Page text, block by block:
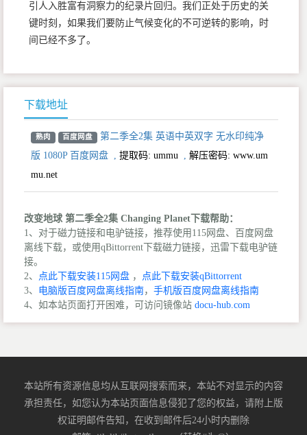
引人入胜富有洞察力的纪录片回归。我们正处于历史的关
键时刻，如果我们要防止气候变化的不可逆转的影响，时
间已经不多了。
下载地址
熟肉 百度网盘
第二季全2集 英语中英双字 无水印纯净
版 1080P 百度网盘 , 提取码: ummu , 解压密码: www.um
mu.net
改变地球 第二季全2集 Changing Planet下载帮助：
1、对于磁力链接和电驴链接，推荐使用115网盘、百度网盘
离线下载，或使用qBittorrent下载磁力链接，迅雷下载电驴链
接。
2、 点此下载安装115网盘 ， 点此下载安装qBittorrent
3、 电脑版百度网盘离线指南， 手机版百度网盘离线指南
4、如本站页面打开困难，可访问镜像站 docu-hub.com
本站所有资源信息均从互联网搜索而来，本站不对显示的内容
承担责任，如您认为本站页面信息侵犯了您的权益，请附上版
权证明邮件告知，在收到邮件后24小时内删除